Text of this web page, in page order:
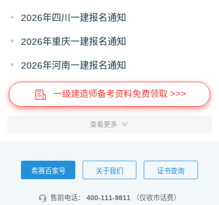
2026年四川一建报名通知
2026年重庆一建报名通知
2026年河南一建报名通知
一级建造师备考资料免费领取 >>>
查看更多
希赛百家号 关于我们 证书查询
售前电话： 400-111-9811 （仅收市话费）